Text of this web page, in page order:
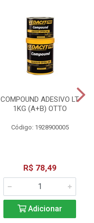
COMPOUND ADESIVO LT
1KG (A+B) OTTO
Código: 1928900005
R$ 78,49
Adicionar